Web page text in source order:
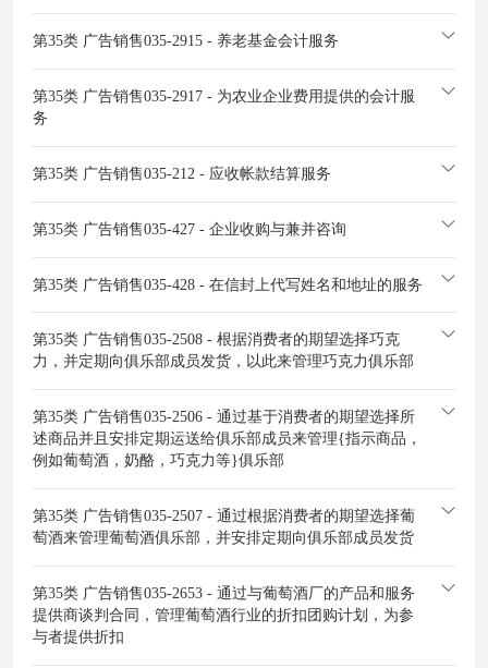
第35类 广告销售035-2915 - 养老基金会计服务
第35类 广告销售035-2917 - 为农业企业费用提供的会计服
务
第35类 广告销售035-212 - 应收帐款结算服务
第35类 广告销售035-427 - 企业收购与兼并咨询
第35类 广告销售035-428 - 在信封上代写姓名和地址的服务
第35类 广告销售035-2508 - 根据消费者的期望选择巧克
力，并定期向俱乐部成员发货，以此来管理巧克力俱乐部
第35类 广告销售035-2506 - 通过基于消费者的期望选择所
述商品并且安排定期运送给俱乐部成员来管理{指示商品，
例如葡萄酒，奶酪，巧克力等}俱乐部
第35类 广告销售035-2507 - 通过根据消费者的期望选择葡
萄酒来管理葡萄酒俱乐部，并安排定期向俱乐部成员发货
第35类 广告销售035-2653 - 通过与葡萄酒厂的产品和服务
提供商谈判合同，管理葡萄酒行业的折扣团购计划，为参
与者提供折扣